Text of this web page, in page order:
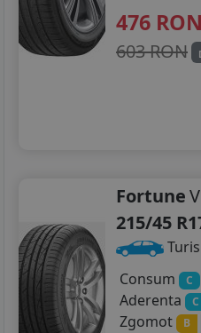
476 RON
603 RON
Fortune
215/45
Consum
C
Aderenta C
Zgomot B